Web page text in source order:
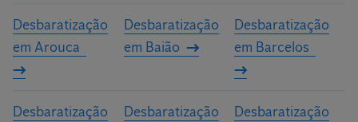
Desbaratização
em Arouca
Desbaratização
em Baião
Desbaratização
em Barcelos
Desbaratização
Desbaratização
Desbaratização